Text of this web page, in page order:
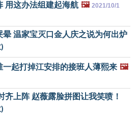
用这办法组建起海航 🖼️ 2021/10/1
温家宝灭口金人庆之说为何出炉
一起打掉江安排的接班人薄熙来 🖼️
齐上阵 赵薇露脸拼图让我笑喷！